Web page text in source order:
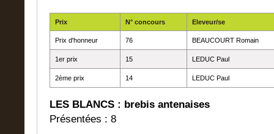
Prix N° concours Eleveur/se
Prix d'honneur 76 BEAUCOURT Romain
1er prix 15 LEDUC Paul
2ème prix 14 LEDUC Paul
LES BLANCS : brebis antenaises
Présentées : 8